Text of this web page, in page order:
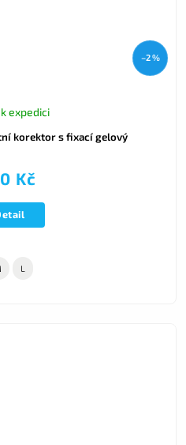
–2 %
korektor s fixací gelový
expedici
Kč
L